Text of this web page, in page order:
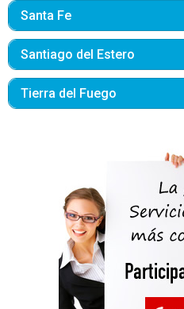
Santa Fe
Santiago del Estero
Tierra del Fuego